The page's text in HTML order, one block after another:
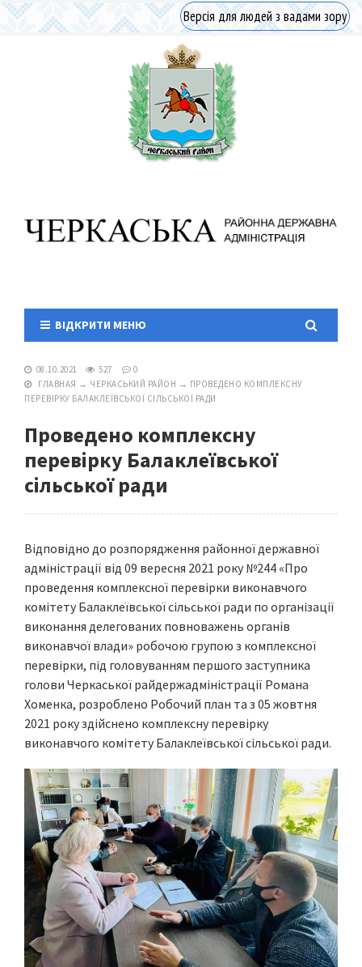
Версія для людей з вадами зору
ВІДКРИТИ МЕНЮ
08.10.2021 527
0
ГЛАВНАЯ → ЧЕРКАСЬКИЙ РАЙОН → ПРОВЕДЕНО КОМПЛЕКСНУ
ПЕРЕВІРКУ БАЛАКЛЕЇВСЬКОЇ СІЛЬСЬКОЇ РАДИ
Проведено комплексну
перевірку Балаклеївської
сільської ради
Відповідно до розпорядження районної державної
адміністрації від 09 вересня 2021 року №244 «Про
проведення комплексної перевірки виконавчого
комітету Балаклеївської сільської ради по організації
виконання делегованих повноважень органів
виконавчої влади» робочою групою з комплексної
перевірки, під головуванням першого заступника
голови Черкаської райдержадміністрації Романа
Хоменка, розроблено Робочий план та з 05 жовтня
2021 року здійснено комплексну перевірку
виконавчого комітету Балаклеївської сільської ради.